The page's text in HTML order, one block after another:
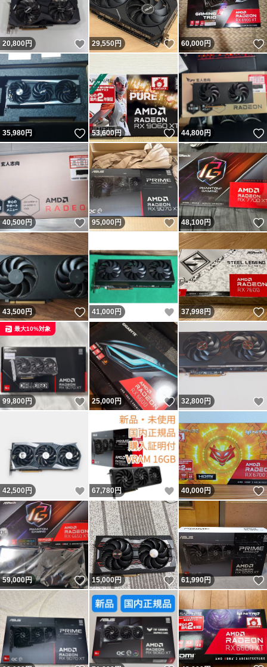
20,800円 いいね！
29,550円 いいね！
60,000円
35,980円 いいね！
53,600円 いいね！
44,800円
40,500円 いいね！
95,000円 いいね！
48,100円
43,500円 いいね！
41,000 円 いいね！
37,998円
99,800円 いいね！
最大10%対象
25,000円 いいね！
32,800円
42,500 円 いいね！
67,780円 いいね！
40,000円
59,000円 いいね！
15,000円 いいね！
61,990円